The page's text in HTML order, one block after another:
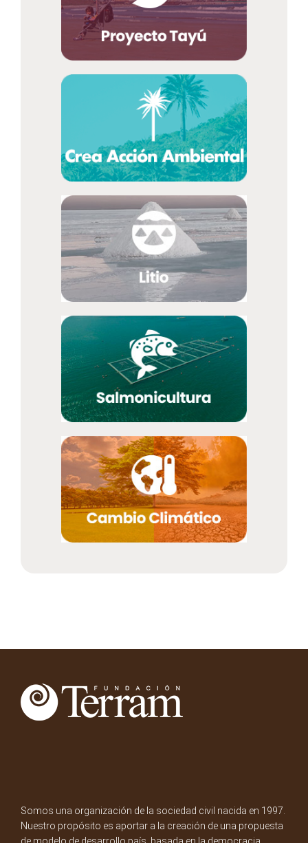
Somos una organización de la sociedad civil nacida en 1997.
Nuestro propósito es aportar a la creación de una propuesta